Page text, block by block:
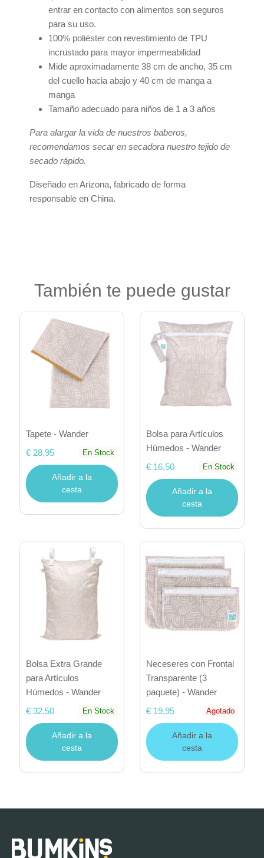
entrar en contacto con alimentos son seguros
para su uso.
100% poliéster con revestimiento de TPU
incrustado para mayor impermeabilidad
Mide aproximadamente 38 cm de ancho, 35 cm
del cuello hacia abajo y 40 cm de manga a
manga
Tamaño adecuado para niños de 1 a 3 años
Para alargar la vida de nuestros baberos,
recomendamos secar en secadora nuestro tejido de
secado rápido.
Diseñado en Arizona, fabricado de forma
responsable en China.
También te puede gustar
Tapete - Wander
€ 28,95
En Stock
Añadir a la
cesta
Bolsa para Artículos
Húmedos - Wander
€ 16,50
En Stock
Añadir a la
cesta
Bolsa Extra Grande
para Artículos
Húmedos - Wander
€ 32,50
En Stock
Añadir a la
cesta
Neceseres con Frontal
Transparente (3
paquete) - Wander
€ 19,95
Agotado
Añadir a la
cesta